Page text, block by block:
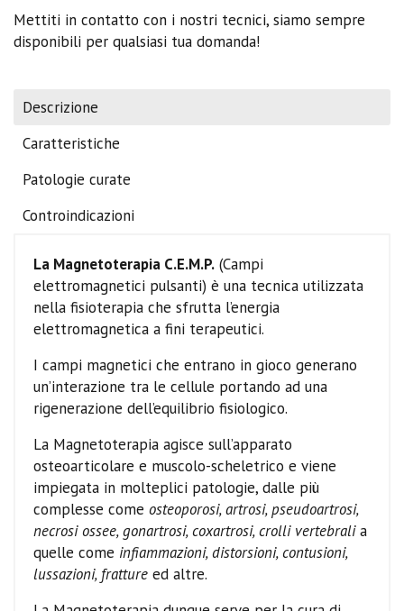
Mettiti in contatto con i nostri tecnici, siamo sempre
disponibili per qualsiasi tua domanda!
Descrizione
Caratteristiche
Patologie curate
Controindicazioni
La Magnetoterapia C.E.M.P. (Campi
elettromagnetici pulsanti) è una tecnica utilizzata
nella fisioterapia che sfrutta l’energia
elettromagnetica a fini terapeutici.
I campi magnetici che entrano in gioco generano
un’interazione tra le cellule portando ad una
rigenerazione dell’equilibrio fisiologico.
La Magnetoterapia agisce sull’apparato
osteoarticolare e muscolo-scheletrico e viene
impiegata in molteplici patologie, dalle più
complesse come osteoporosi, artrosi, pseudoartrosi,
necrosi ossee, gonartrosi, coxartrosi, crolli vertebralia
quelle come infiammazioni, distorsioni, contusioni,
lussazioni, fratture ed altre.